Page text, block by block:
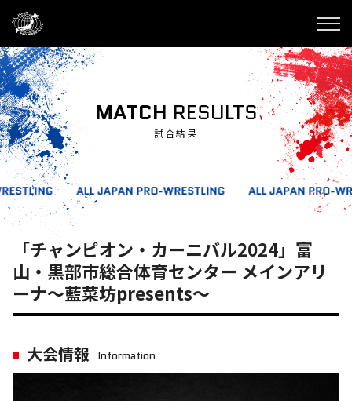
MATCH RESULTS
試合結果
「チャンピオン・カーニバル2024」富
山・黒部市総合体育センター メインアリ
ーナ～藍菜坊presents～
大会情報 Information